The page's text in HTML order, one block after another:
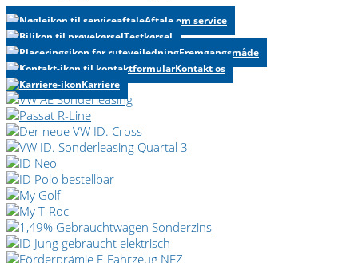
Aftale om service
Testkørsel
Fremgangsmåde
Kontakt os
Karriere